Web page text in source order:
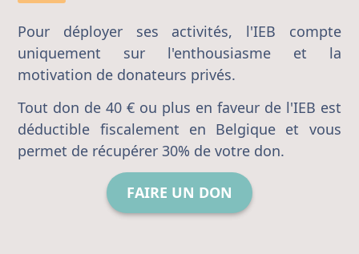
Pour déployer ses activités, l'IEB compte
uniquement sur l'enthousiasme et la
motivation de donateurs privés.
Tout don de 40 € ou plus en faveur de l'IEB est
déductible fiscalement en Belgique et vous
permet de récupérer 30% de votre don.
FAIRE UN DON